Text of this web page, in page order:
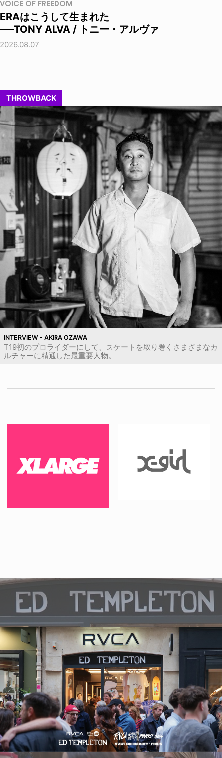
VOICE OF FREEDOM
ERAはこうして生まれた
──TONY ALVA / トニー・アルヴァ
2026.08.07
THROWBACK
INTERVIEW - AKIRA OZAWA
T19初のプロライダーにして、スケートを取り巻くさまざまなカ
ルチャーに精通した最重要人物。